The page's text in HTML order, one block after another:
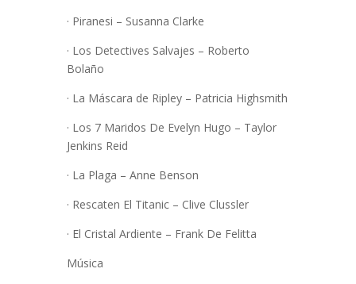
· Piranesi – Susanna Clarke
· Los Detectives Salvajes – Roberto
Bolaño
· La Máscara de Ripley – Patricia Highsmith
· Los 7 Maridos De Evelyn Hugo – Taylor
Jenkins Reid
· La Plaga – Anne Benson
· Rescaten El Titanic – Clive Clussler
· El Cristal Ardiente – Frank De Felitta
Música